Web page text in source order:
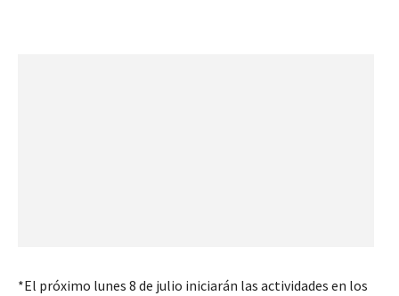
*El próximo lunes 8 de julio iniciarán las actividades en los